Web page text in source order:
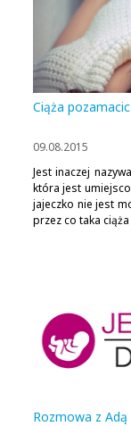
Ciąża
09.08.2015
Jest inaczej
która jest
jajeczko nie jest
przez co taka
Rozmowa z